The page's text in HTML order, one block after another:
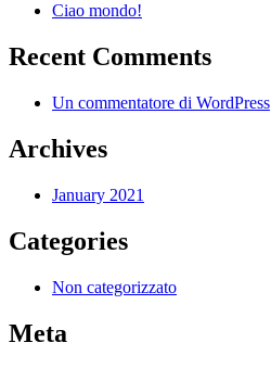
Ciao mondo!
Recent Comments
Un commentatore di WordPress
Archives
January 2021
Categories
Non categorizzato
Meta